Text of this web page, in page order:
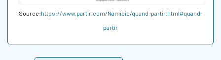
Source:https://www.partir.com/Namibie/quand-partir.html#quand-
partir